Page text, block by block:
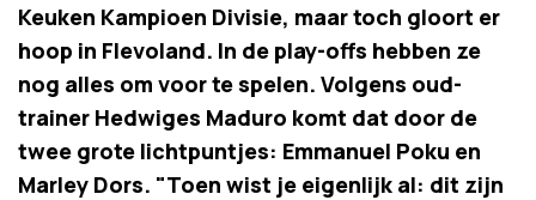
Keuken Kampioen Divisie, maar toch gloort er
hoop in Flevoland. In de play-offs hebben ze
nog alles om voor te spelen. Volgens oud-
trainer Hedwiges Maduro komt dat door de
twee grote lichtpuntjes: Emmanuel Poku en
Marley Dors. "Toen wist je eigenlijk al: dit zijn